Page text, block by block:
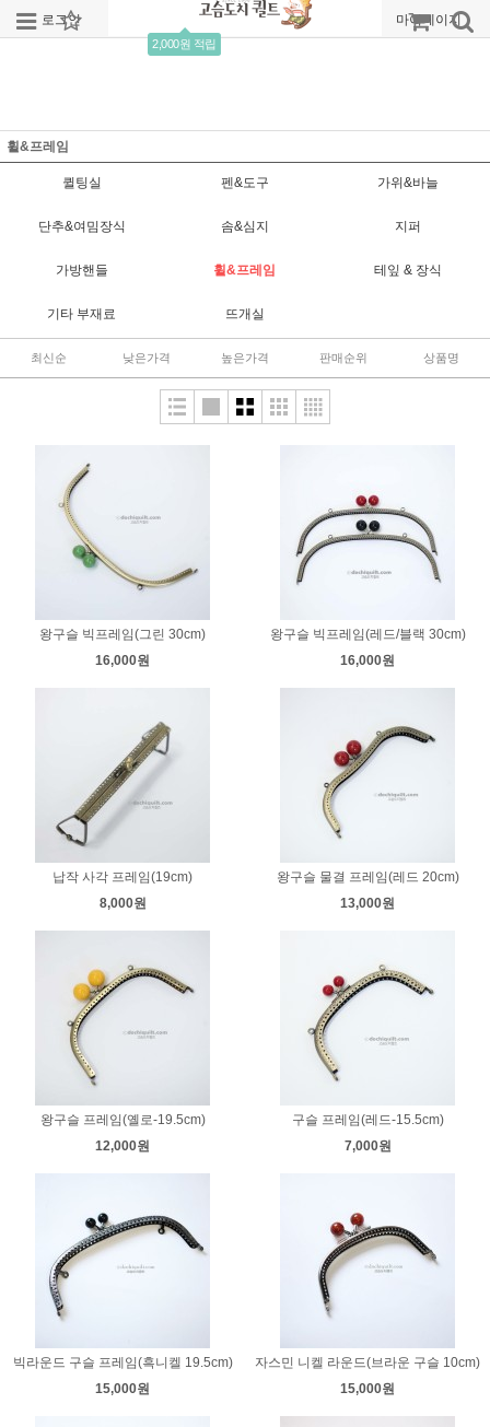
로그인 회원가입
2,000원 적립
주문조회 마이페이지
휠&프레임
퀼팅실 펜&도구 가위&바늘
단추&여밈장식 솜&심지 지퍼
가방핸들 휠&프레임 테잎 & 장식
기타 부재료 뜨개실
최신순 낮은가격 높은가격 판매순위 상품명
왕구슬 빅프레임(그린 30cm)
16,000원
왕구슬 빅프레임(레드/블랙 30cm)
16,000원
납작 사각 프레임(19cm)
8,000원
왕구슬 물결 프레임(레드 20cm)
13,000원
왕구슬 프레임(옐로-19.5cm)
12,000원
구슬 프레임(레드-15.5cm)
7,000원
빅라운드 구슬 프레임(흑니켈 19.5cm)
15,000원
자스민 니켈 라운드(브라운 구슬 10cm)
15,000원